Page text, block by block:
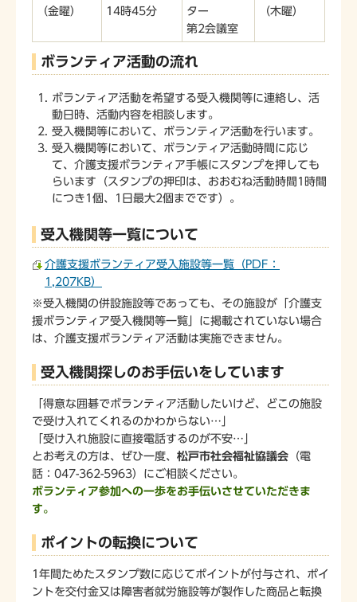
（金曜）
14時45分
ター
第2会議室
（木曜）
ボランティア活動の流れ
ボランティア活動を希望する受入機関等に連絡し、活
動日時、活動内容を相談します。
受入機関等において、ボランティア活動を行います。
受入機関等において、ボランティア活動時間に応じ
て、介護支援ボランティア手帳にスタンプを押しても
らいます（スタンプの押印は、おおむね活動時間1時間
につき1個、1日最大2個までです）。
受入機関等一覧について
介護支援ボランティア受入施設等一覧（PDF：
1,207KB）
※受入機関の併設施設等であっても、その施設が「介護支
援ボランティア受入機関等一覧」に掲載されていない場合
は、介護支援ボランティア活動は実施できません。
受入機関探しのお手伝いをしています
「得意な囲碁でボランティア活動したいけど、どこの施設
で受け入れてくれるのかわからない…」
「受け入れ施設に直接電話するのが不安…」
とお考えの方は、ぜひ一度、 松戸市社会福祉協議会 （電
話：047-362-5963）にご相談ください。
ボランティア参加への一歩をお手伝いさせていただきま
す。
ポイントの転換について
1年間ためたスタンプ数に応じてポイントが付与され、ポイ
ントを交付金又は障害者就労施設等が製作した商品と転換